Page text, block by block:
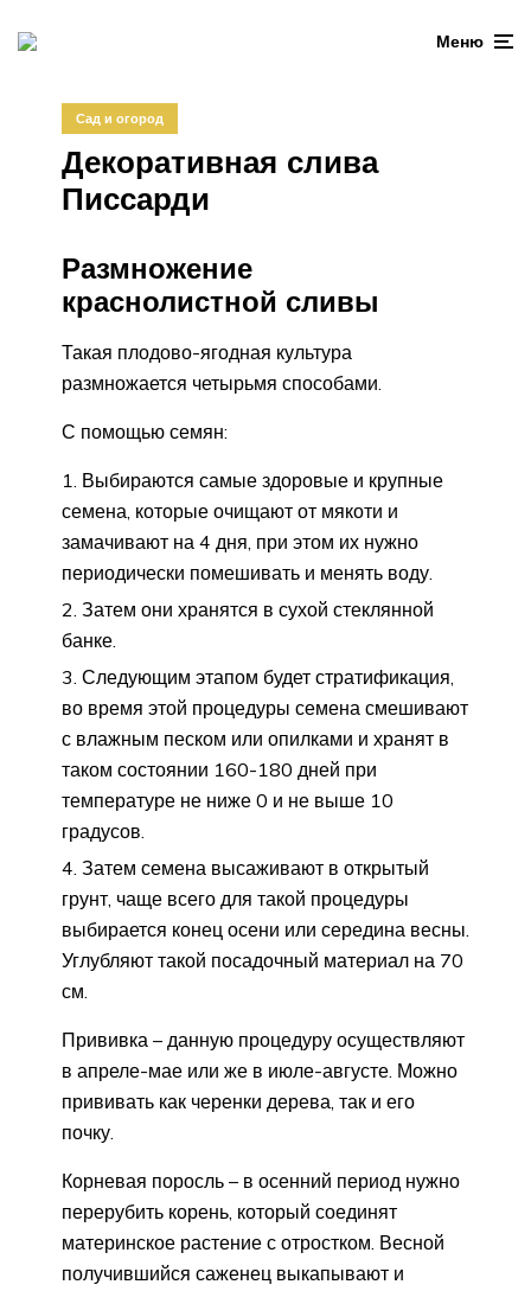
Меню
Сад и огород
Декоративная слива
Писсарди
Размножение
краснолистной сливы
Такая плодово-ягодная культура
размножается четырьмя способами.
С помощью семян:
Выбираются самые здоровые и крупные
семена, которые очищают от мякоти и
замачивают на 4 дня, при этом их нужно
периодически помешивать и менять воду.
Затем они хранятся в сухой стеклянной
банке.
Следующим этапом будет стратификация,
во время этой процедуры семена смешивают
с влажным песком или опилками и хранят в
таком состоянии 160-180 дней при
температуре не ниже 0 и не выше 10
градусов.
Затем семена высаживают в открытый
грунт, чаще всего для такой процедуры
выбирается конец осени или середина весны.
Углубляют такой посадочный материал на 70
см.
Прививка – данную процедуру осуществляют
в апреле-мае или же в июле-августе. Можно
прививать как черенки дерева, так и его
почку.
Корневая поросль – в осенний период нужно
перерубить корень, который соединят
материнское растение с отростком. Весной
получившийся саженец выкапывают и